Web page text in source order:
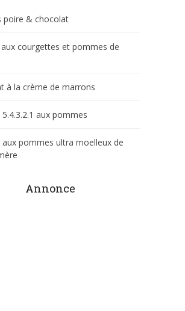
poire & chocolat
courgettes et pommes de
à la crème de marrons
aux pommes
aux pommes ultra moelleux de
Annonce